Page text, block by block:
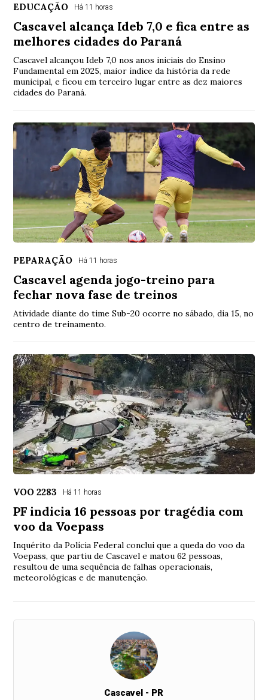
EDUCAÇÃO Há 11 horas
Cascavel alcança Ideb 7,0 e fica entre as
melhores cidades do Paraná
Cascavel alcançou Ideb 7,0 nos anos iniciais do Ensino
Fundamental em 2025, maior índice da história da rede
municipal, e ficou em terceiro lugar entre as dez maiores
cidades do Paraná.
PEPARAÇÃO Há 11 horas
Cascavel agenda jogo-treino para
fechar nova fase de treinos
Atividade diante do time Sub-20 ocorre no sábado, dia 15, no
centro de treinamento.
VOO 2283 Há 11 horas
PF indicia 16 pessoas por tragédia com
voo da Voepass
Inquérito da Polícia Federal conclui que a queda do voo da
Voepass, que partiu de Cascavel e matou 62 pessoas,
resultou de uma sequência de falhas operacionais,
meteorológicas e de manutenção.
Cascavel - PR